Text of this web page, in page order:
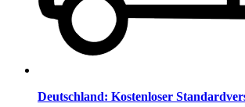
Deutschland: Kostenloser